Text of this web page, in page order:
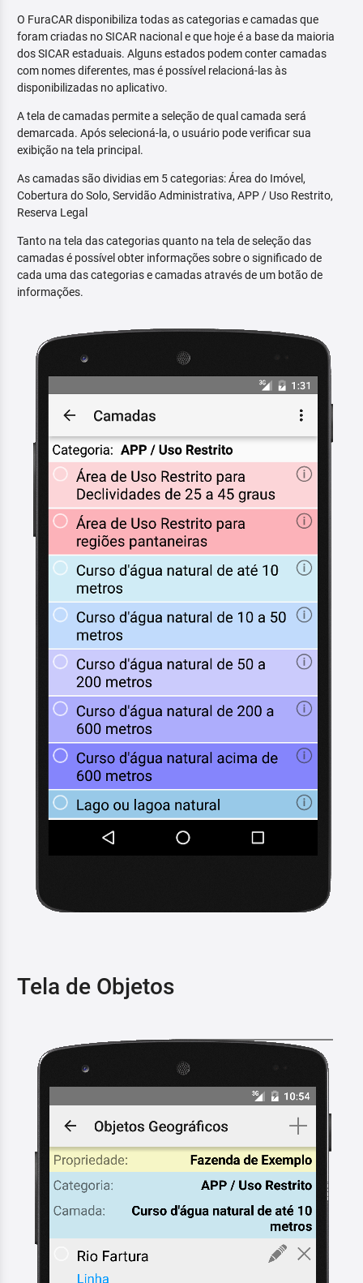
O FuraCAR disponibiliza todas as categorias e camadas que
foram criadas no SICAR nacional e que hoje é a base da maioria
dos SICAR estaduais. Alguns estados podem conter camadas
com nomes diferentes, mas é possível relacioná-las às
disponibilizadas no aplicativo.
A tela de camadas permite a seleção de qual camada será
demarcada. Após selecioná-la, o usuário pode verificar sua
exibição na tela principal.
As camadas são dividias em 5 categorias: Área do Imóvel,
Cobertura do Solo, Servidão Administrativa, APP / Uso Restrito,
Reserva Legal
Tanto na tela das categorias quanto na tela de seleção das
camadas é possível obter informações sobre o significado de
cada uma das categorias e camadas através de um botão de
informações.
Tela de Objetos